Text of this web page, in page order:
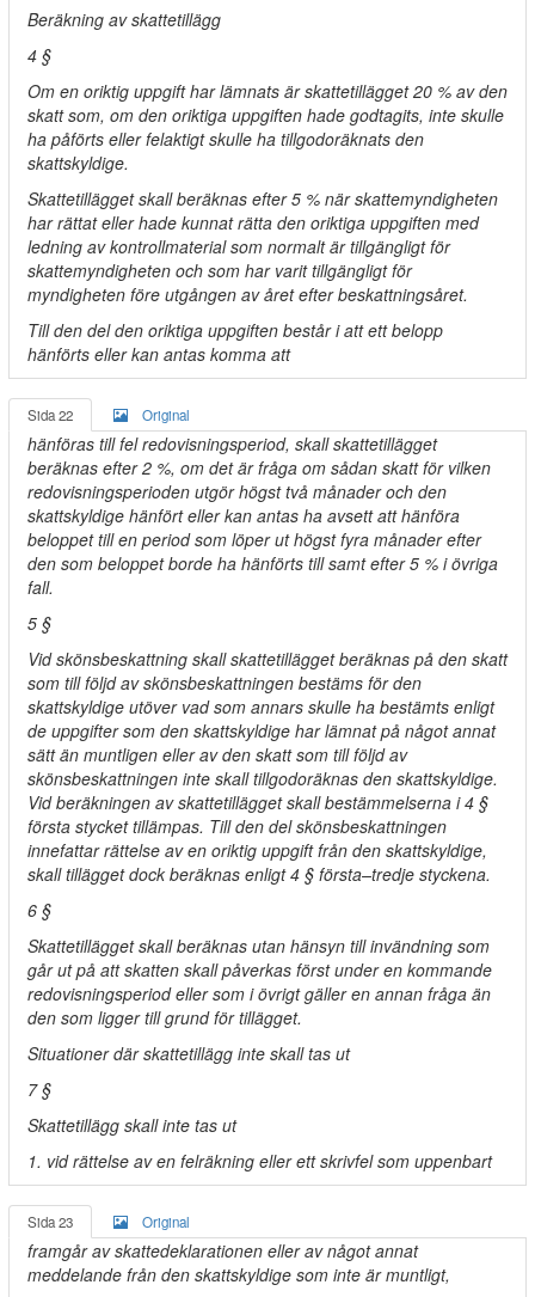
Beräkning av skattetillägg
4 §
Om en oriktig uppgift har lämnats är skattetillägget 20 % av den
skatt som, om den oriktiga uppgiften hade godtagits, inte skulle
ha påförts eller felaktigt skulle ha tillgodoräknats den
skattskyldige.
Skattetillägget skall beräknas efter 5 % när skattemyndigheten
har rättat eller hade kunnat rätta den oriktiga uppgiften med
ledning av kontrollmaterial som normalt är tillgängligt för
skattemyndigheten och som har varit tillgängligt för
myndigheten före utgången av året efter beskattningsåret.
Till den del den oriktiga uppgiften består i att ett belopp
hänförts eller kan antas komma att
Sida 22 Original
hänföras till fel redovisningsperiod, skall skattetillägget
beräknas efter 2 %, om det är fråga om sådan skatt för vilken
redovisningsperioden utgör högst två månader och den
skattskyldige hänfört eller kan antas ha avsett att hänföra
beloppet till en period som löper ut högst fyra månader efter
den som beloppet borde ha hänförts till samt efter 5 % i övriga
fall.
5 §
Vid skönsbeskattning skall skattetillägget beräknas på den skatt
som till följd av skönsbeskattningen bestäms för den
skattskyldige utöver vad som annars skulle ha bestämts enligt
de uppgifter som den skattskyldige har lämnat på något annat
sätt än muntligen eller av den skatt som till följd av
skönsbeskattningen inte skall tillgodoräknas den skattskyldige.
Vid beräkningen av skattetillägget skall bestämmelserna i 4 §
första stycket tillämpas. Till den del skönsbeskattningen
innefattar rättelse av en oriktig uppgift från den skattskyldige,
skall tillägget dock beräknas enligt 4 § första–tredje styckena.
6 §
Skattetillägget skall beräknas utan hänsyn till invändning som
går ut på att skatten skall påverkas först under en kommande
redovisningsperiod eller som i övrigt gäller en annan fråga än
den som ligger till grund för tillägget.
Situationer där skattetillägg inte skall tas ut
7 §
Skattetillägg skall inte tas ut
1. vid rättelse av en felräkning eller ett skrivfel som uppenbart
Sida 23 Original
framgår av skattedeklarationen eller av något annat
meddelande från den skattskyldige som inte är muntligt,